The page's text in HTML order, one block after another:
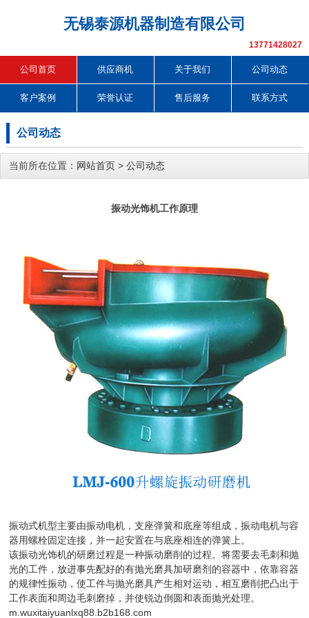
无锡泰源机器制造有限公司
13771428027
公司首页 供应商机 关于我们 公司动态
客户案例 荣誉认证 售后服务 联系方式
公司动态
当前所在位置： 网站首页 > 公司动态
振动光饰机工作原理
振动式机型主要由振动电机，支座弹簧和底座等组成，振动电机与容
器用螺栓固定连接，并一起安置在与底座相连的弹簧上。
该振动光饰机的研磨过程是一种振动磨削的过程。将需要去毛刺和抛
光的工件，放进事先配好的有抛光磨具加研磨剂的容器中，依靠容器
的规律性振动，使工件与抛光磨具产生相对运动，相互磨削把凸出于
工作表面和周边毛刺磨掉，并使锐边倒圆和表面抛光处理。
m.wuxitaiyuanlxq88.b2b168.com